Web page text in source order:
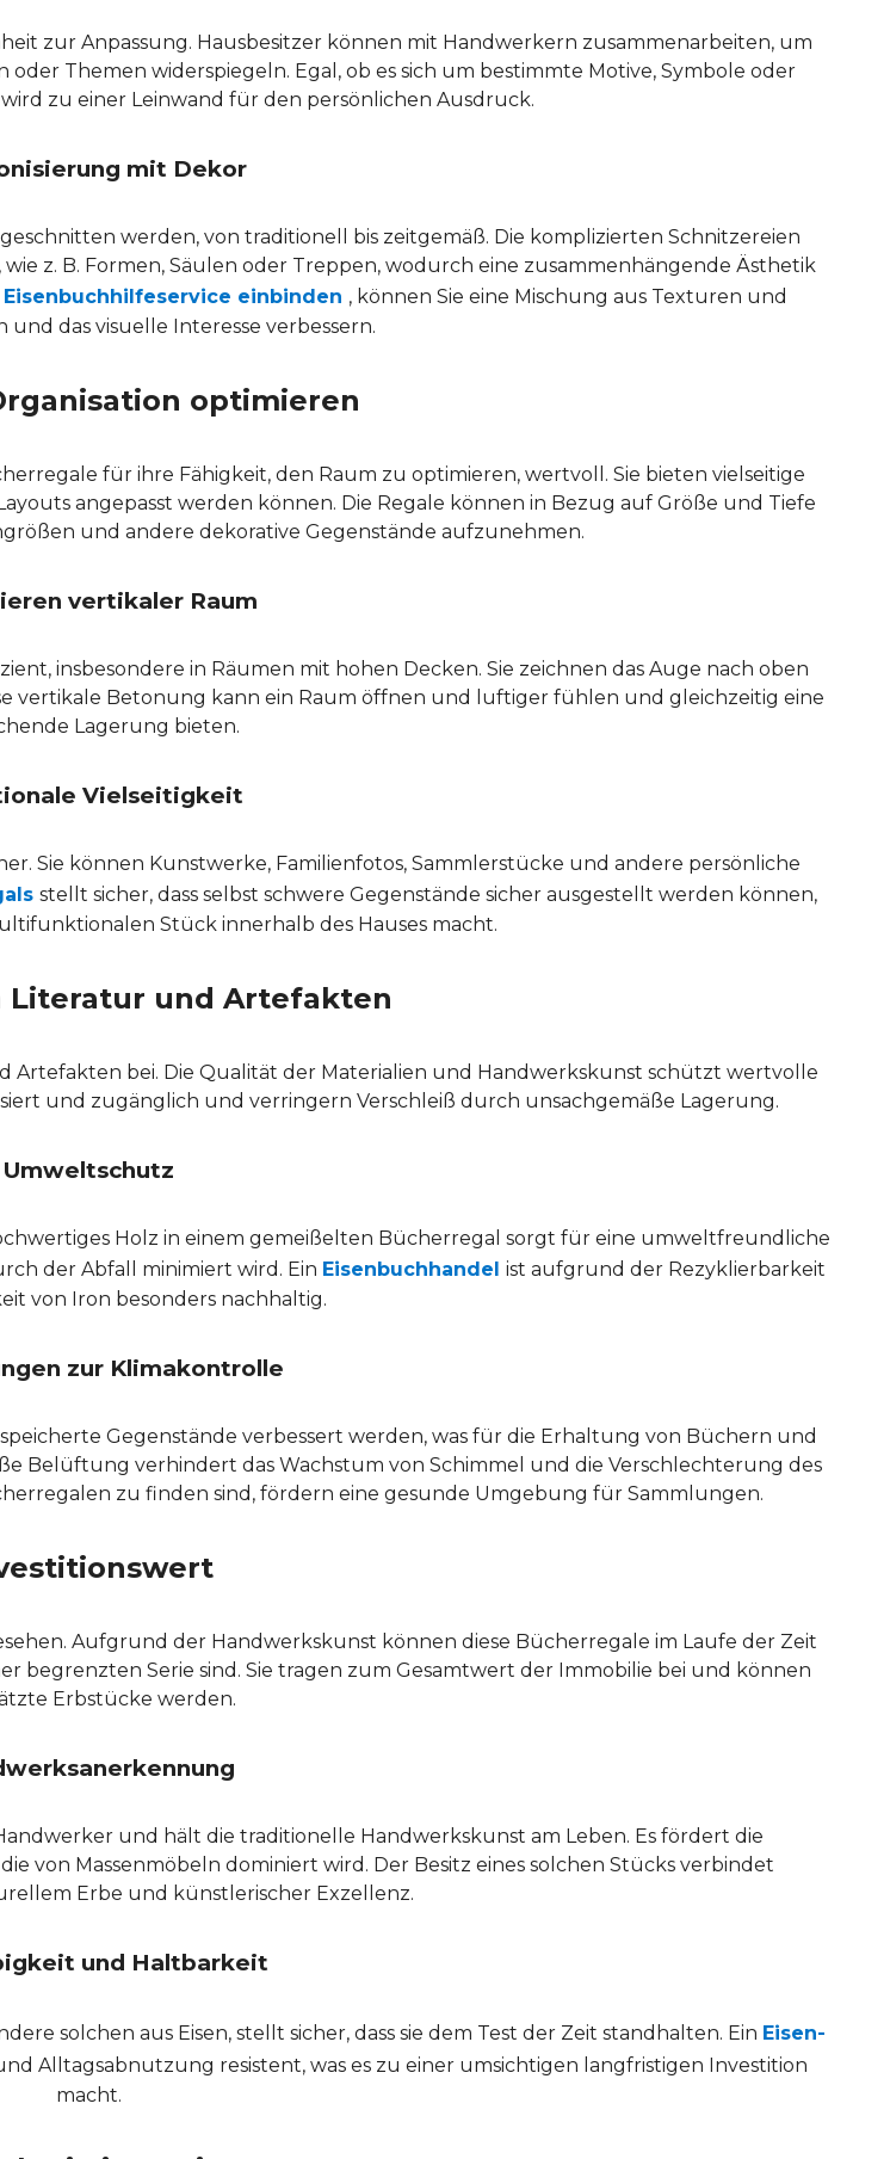
zur Anpassung. Hausbesitzer können mit Handwerkern zusammenarbeiten, um
Themen widerspiegeln. Egal, ob es sich um bestimmte Motive, Symbole oder
zu einer Leinwand für den persönlichen Ausdruck.
mit Dekor
werden, von traditionell bis zeitgemäß. Die komplizierten Schnitzereien
z. B. Formen, Säulen oder Treppen, wodurch eine zusammenhängende Ästhetik
Eisenbuchhilfeservice einbinden , können Sie eine Mischung aus Texturen und
das visuelle Interesse verbessern.
optimieren
für ihre Fähigkeit, den Raum zu optimieren, wertvoll. Sie bieten vielseitige
angepasst werden können. Die Regale können in Bezug auf Größe und Tiefe
und andere dekorative Gegenstände aufzunehmen.
vertikaler Raum
insbesondere in Räumen mit hohen Decken. Sie zeichnen das Auge nach oben
vertikale Betonung kann ein Raum öffnen und luftiger fühlen und gleichzeitig eine
Lagerung bieten.
Vielseitigkeit
Sie können Kunstwerke, Familienfotos, Sammlerstücke und andere persönliche
stellt sicher, dass selbst schwere Gegenstände sicher ausgestellt werden können,
Stück innerhalb des Hauses macht.
Literatur und Artefakten
bei. Die Qualität der Materialien und Handwerkskunst schützt wertvolle
und zugänglich und verringern Verschleiß durch unsachgemäße Lagerung.
Umweltschutz
Holz in einem gemeißelten Bücherregal sorgt für eine umweltfreundliche
der Abfall minimiert wird. Ein Eisenbuchhandel ist aufgrund der Rezyklierbarkeit
von Iron besonders nachhaltig.
zur Klimakontrolle
Gegenstände verbessert werden, was für die Erhaltung von Büchern und
Belüftung verhindert das Wachstum von Schimmel und die Verschlechterung des
zu finden sind, fördern eine gesunde Umgebung für Sammlungen.
Aufgrund der Handwerkskunst können diese Bücherregale im Laufe der Zeit
begrenzten Serie sind. Sie tragen zum Gesamtwert der Immobilie bei und können
Erbstücke werden.
und hält die traditionelle Handwerkskunst am Leben. Es fördert die
von Massenmöbeln dominiert wird. Der Besitz eines solchen Stücks verbindet
Erbe und künstlerischer Exzellenz.
und Haltbarkeit
solchen aus Eisen, stellt sicher, dass sie dem Test der Zeit standhalten. Ein Eisen-
Alltagsabnutzung resistent, was es zu einer umsichtigen langfristigen Investition
macht.